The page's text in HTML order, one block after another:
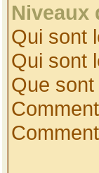
Niveaux
Qui sont
Qui sont
Que